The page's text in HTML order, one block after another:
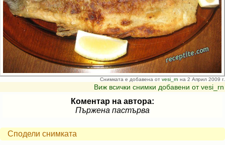
Снимката е добавена от vesi_rn на 2 Април 2009 г.
Виж всички снимки добавени от vesi_rn
Коментар на автора:
Пържена пастърва
Сподели снимката